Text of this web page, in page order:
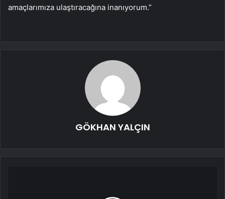
amaçlarımıza ulaştıracağına inanıyorum.”
GÖKHAN YALÇIN